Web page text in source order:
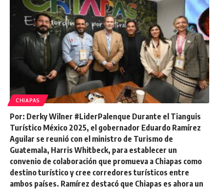
CHIAPAS
Por: Derky Wilner #LiderPalenque Durante el Tianguis
Turístico México 2025, el gobernador Eduardo Ramírez
Aguilar se reunió con el ministro de Turismo de
Guatemala, Harris Whitbeck, para establecer un
convenio de colaboración que promueva a Chiapas como
destino turístico y cree corredores turísticos entre
ambos países. Ramírez destacó que Chiapas es ahora un